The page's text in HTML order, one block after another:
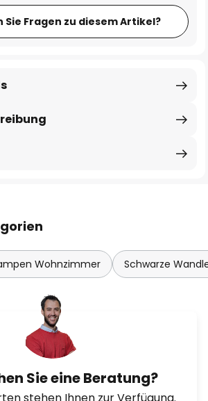
Sie Fragen zu diesem Artikel?
Wohnzimmer Schwarze
Sie eine Beratung?